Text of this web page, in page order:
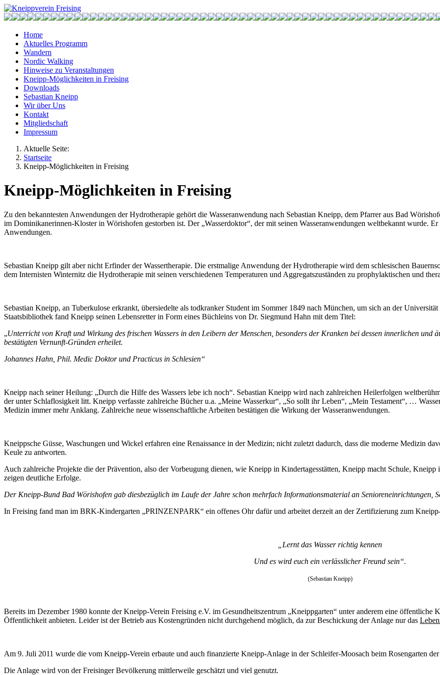
Home
Aktuelles Programm
Wandern
Nordic Walking
Hinweise zu Veranstaltungen
Kneipp-Möglichkeiten in Freising
Downloads
Sebastian Kneipp
Wir über Uns
Kontakt
Mitgliedschaft
Impressum
Aktuelle Seite:
Startseite
Kneipp-Möglichkeiten in Freising
Kneipp-Möglichkeiten in Freising
Zu den bekanntesten Anwendungen der Hydrotherapie gehört die Wasseranwendung nach Sebastian Kneipp, dem Pfarrer aus Bad
im Dominikanerinnen-Kloster in Wörishofen gestorben ist. Der „Wasserdoktor“, der mit seinen Wasseranwendungen weltbekannt wurde.
Anwendungen.
Sebastian Kneipp gilt aber nicht Erfinder der Wassertherapie. Die erstmalige Anwendung der Hydrotherapie wird dem schlesischen
dem Internisten Winternitz die Hydrotherapie mit seinen verschiedenen Temperaturen und Aggregatszuständen zu prophylaktischen und
Sebastian Kneipp, an Tuberkulose erkrankt, übersiedelte als todkranker Student im Sommer 1849 nach München, um sich an der
Staatsbibliothek fand Kneipp seinen Lebensretter in Form eines Büch­leins von Dr. Siegmund Hahn mit dem Titel:
„Unterricht von Kraft und Wirkung des frischen Wassers in den Leibern der Menschen, be­son­ders der Kranken bei dessen innerlichen
bestätigten Vernunft-Gründen erheilet.
Johannes Hahn, Phil. Medic Doktor und Practicus in Schlesien“
Kneipp nach seiner Heilung: „Durch die Hilfe des Wassers lebe ich noch“. Sebastian Kneipp wird nach zahlreichen Heilerfolgen
der unter Schlaflosigkeit litt. Kneipp verfasste zahlreiche Bücher u.a. „Meine Wasserkur“, „So sollt ihr Leben“, „Mein Testament“, …
Medizin immer mehr Anklang. Zahlreiche neue wissenschaftliche Arbeiten bestätigen die Wirkung der Wasseranwendungen.
Kneippsche Güsse, Waschungen und Wickel erfahren eine Renaissance in der Medizin; nicht zuletzt dadurch, dass die moderne Medizin
Keule zu antworten.
Auch zahlreiche Projekte die der Prävention, also der Vorbeugung dienen, wie Kneipp in Kindertagesstätten, Kneipp macht Schule,
zeigen deutliche Erfolge.
Der Kneipp-Bund Bad Wörishofen gab diesbezüglich im Laufe der Jahre schon mehrfach Informationsmaterial an Senioreneinrichtungen,
In Freising fand man im BRK-Kindergarten „PRINZENPARK“ ein offenes Ohr dafür und arbeitet derzeit an der Zertifizierung zum
„Lernt das Wasser richtig kennen
Und es wird euch ein verlässlicher Freund sein“.
(Sebastian Kneipp)
Bereits im Dezember 1980 konnte der Kneipp-Verein Freising e.V. im Gesundheitszentrum „Kneippgarten“ unter anderem eine öffentliche
Öffentlichkeit anbieten. Leider ist der Betrieb aus Kosten­gründen nicht durchgehend möglich, da zur Beschickung der Anlage nur das
Am 9. Juli 2011 wurde die vom Kneipp-Verein erbaute und auch finanzierte Kneipp-Anlage in der Schleifer-Moosach beim Rosengarten
Die Anlage wird von der Freisinger Bevölkerung mittlerweile geschätzt und viel genutzt.